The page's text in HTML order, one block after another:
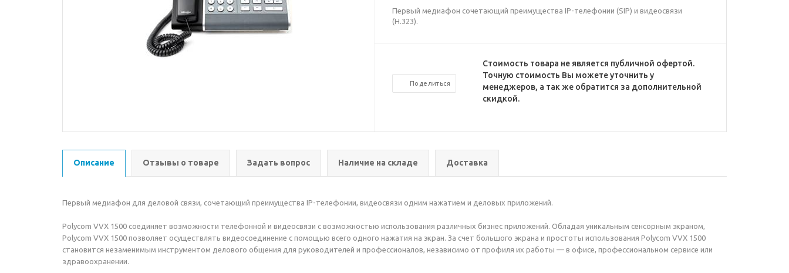
Первый медиафон сочетающий преимущества IP-телефонии (SIP) и видеосвязи
(H.323).
Поделиться
Стоимость товара не является публичной офертой.
Точную стоимость Вы можете уточнить у
менеджеров, а так же обратится за дополнительной
скидкой.
Описание Отзывы о товаре Задать вопрос Наличие на складе Доставка
Первый медиафон для деловой связи, сочетающий преимущества IP-телефонии, видеосвязи одним нажатием и деловых приложений.
Polycom VVX 1500 соединяет возможности телефонной и видеосвязи с возможностью использования различных бизнес приложений. Обладая уникальным сенсорным экраном,
Polycom VVX 1500 позволяет осуществлять видеосоединение с помощью всего одного нажатия на экран. За счет большого экрана и простоты использования Polycom VVX 1500
становится незаменимым инструментом делового общения для руководителей и профессионалов, независимо от профиля их работы — в офисе, профессиональном сервисе или
здравоохранении.